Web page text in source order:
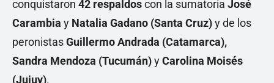
conquistaron 42 respaldoscon la sumatoria José
Carambia y Natalia Gadano (Santa Cruz)y de los
peronistasGuillermo Andrada (Catamarca),
Sandra Mendoza (Tucumán)yCarolina Moisés
(Jujuy).